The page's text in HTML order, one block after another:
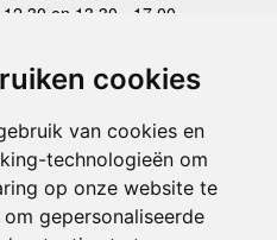
cookies
van cookies en
technologieën om
op onze website te
gepersonaliseerde
en 13.30 - 17.00
12.30 en 13.30 - 17.00
12.30 en 13.30 - 17.00
gesloten
gesloten